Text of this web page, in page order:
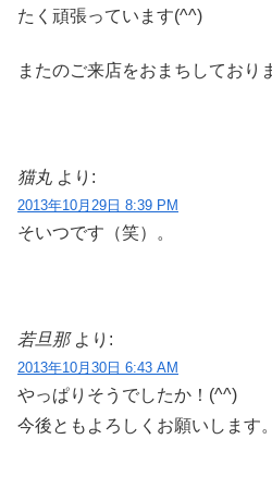
たく頑張っています(^^)
またのご来店をおまちしており
猫丸 より:
2013年10月29日 8:39 PM
そいつです（笑）。
若旦那 より:
2013年10月30日 6:43 AM
やっぱりそうでしたか！(^^)
今後ともよろしくお願いします。